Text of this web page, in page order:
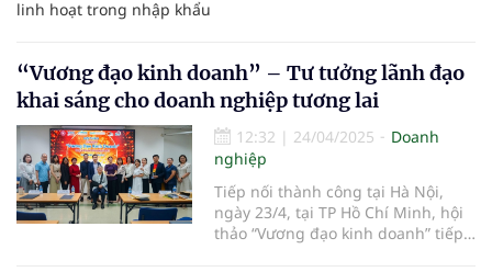
linh hoạt trong nhập khẩu
“Vương đạo kinh doanh” – Tư tưởng lãnh đạo
khai sáng cho doanh nghiệp tương lai
12:32 | 24/04/2025
Doanh
nghiệp
Tiếp nối thành công tại Hà Nội,
ngày 23/4, tại TP Hồ Chí Minh, hội
thảo “Vương đạo kinh doanh” tiếp